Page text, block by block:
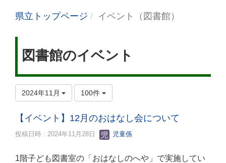
県立トップページ イベント（図書館）
図書館のイベント
2024年11月 100件
【イベント】12月のおはなし会について
投稿日時 : 2024年11月28日 児童係
1階子ども図書室の「おはなしのへや」で実施してい